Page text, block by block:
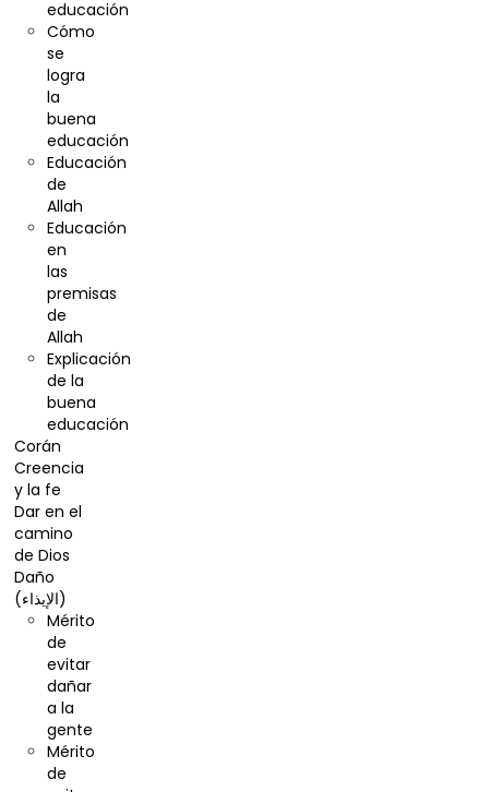
educación
Cómo
se
logra
la
buena
educación
Educación
de
Allah
Educación
en
las
premisas
de
Allah
Explicación
de la
buena
educación
Corán
Creencia
y la fe
Dar en el
camino
de Dios
Daño
(الإيذاء)
Mérito
de
evitar
dañar
a la
gente
Mérito
de